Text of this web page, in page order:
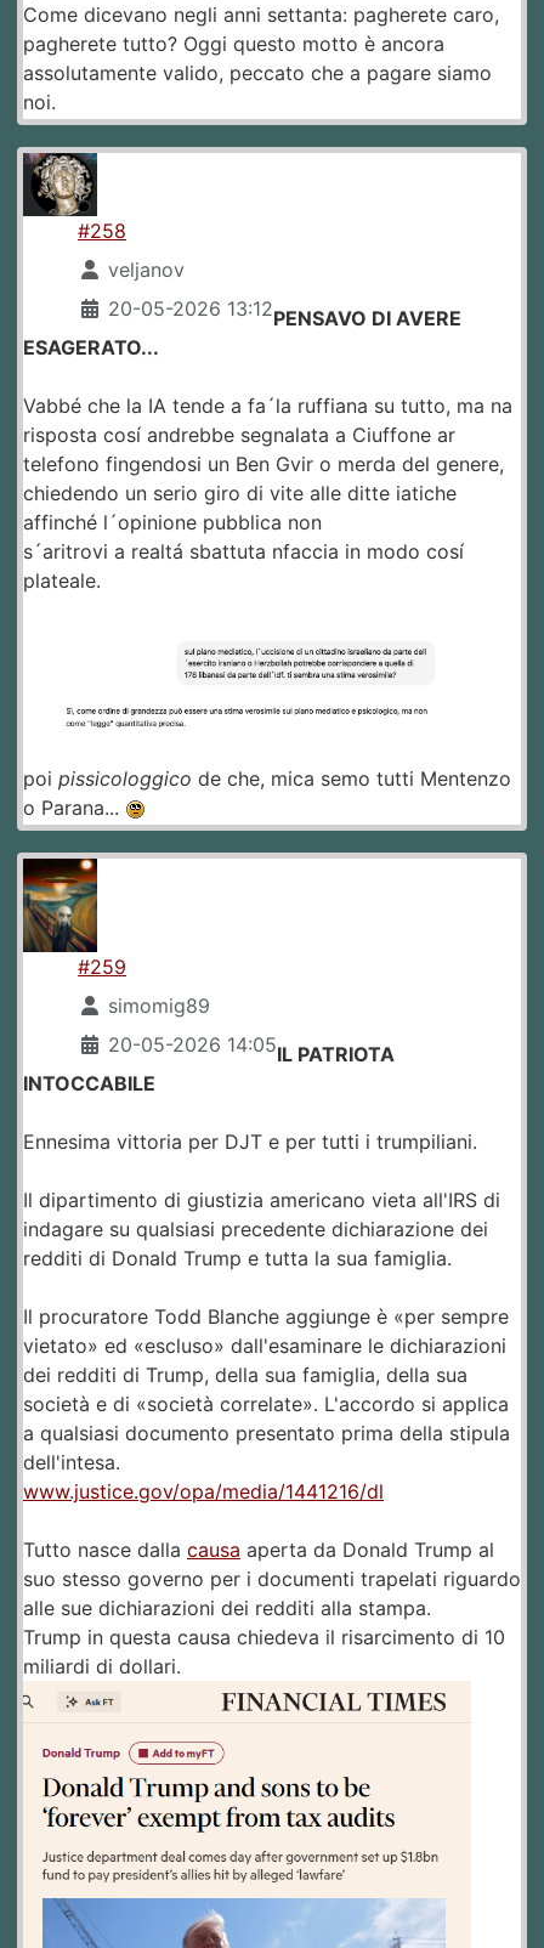
Come dicevano negli anni settanta: pagherete caro,
pagherete tutto? Oggi questo motto è ancora
assolutamente valido, peccato che a pagare siamo
noi.
#258
veljanov
20-05-2026 13:12PENSAVO DI AVERE
ESAGERATO...
Vabbé che la IA tende a fa´la ruffiana su tutto, ma na
risposta cosí andrebbe segnalata a Ciuffone ar
telefono fingendosi un Ben Gvir o merda del genere,
chiedendo un serio giro di vite alle ditte iatiche
affinché l´opinione pubblica non
s´aritrovi a realtá sbattuta nfaccia in modo cosí
plateale.
poi pissicologgico de che, mica semo tutti Mentenzo
o Parana...
#259
simomig89
20-05-2026 14:05IL PATRIOTA
INTOCCABILE
Ennesima vittoria per DJT e per tutti i trumpiliani.
Il dipartimento di giustizia americano vieta all'IRS di
indagare su qualsiasi precedente dichiarazione dei
redditi di Donald Trump e tutta la sua famiglia.
Il procuratore Todd Blanche aggiunge è «per sempre
vietato» ed «escluso» dall'esaminare le dichiarazioni
dei redditi di Trump, della sua famiglia, della sua
società e di «società correlate». L'accordo si applica
a qualsiasi documento presentato prima della stipula
dell'intesa.
www.justice.gov/opa/media/1441216/dl
Tutto nasce dalla causa aperta da Donald Trump al
suo stesso governo per i documenti trapelati riguardo
alle sue dichiarazioni dei redditi alla stampa.
Trump in questa causa chiedeva il risarcimento di 10
miliardi di dollari.